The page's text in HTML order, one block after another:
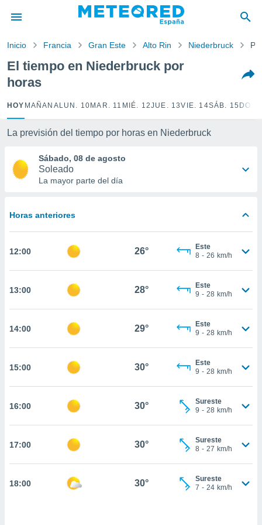
por
para
la
calidad.
a este
las
y
forma
basada
permite
coste.
botón
a la
todas
ya sean
nos
en
perfil
y
CONTINUAR
Inicio Francia Gran Este Alto Rin Niederbruck
El tiempo en Niederbruck por
horas
HOY MAÑANA LUN. 10 MAR. 11 MIÉ. 12JUE. 13VIE. 14SÁB. 15
La previsión del tiempo por horas en Niederbruck
Sábado, 08 de agosto
Soleado
La mayor parte del día
Horas anteriores
12:00 26°
Este
8 - 26 km/h
13:00 28°
Este
9 - 28 km/h
14:00 29°
Este
9 - 28 km/h
15:00 30°
Este
9 - 28 km/h
16:00 30°
Sureste
9 - 28 km/h
17:00 30°
Sureste
8 - 27 km/h
18:00 30°
Sureste
7 - 24 km/h